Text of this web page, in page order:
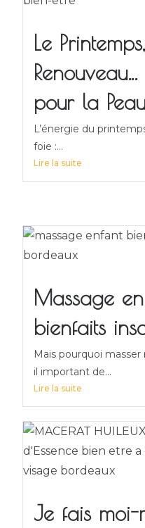
Le
pour la
L’énergie du
foie :...
Lire la suite
Massage
bienfaits
Mais pourquoi
il important de...
Lire la suite
Je fais moi-